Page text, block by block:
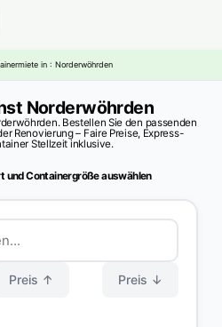
in : Norderwöhrden
Norderwöhrden
Bestellen Sie den passenden
Renovierung – Faire Preise, Express-
Stellzeit inklusive.
und Containergröße auswählen
Preis ↑ Preis ↓